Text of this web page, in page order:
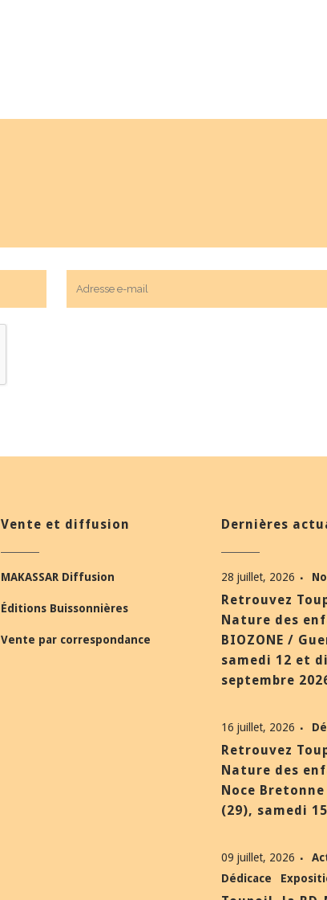
Vente et diffusion
MAKASSAR Diffusion
Éditions Buissonnières
Vente par correspondance
Dernières
28 juillet, 2026
Retrouvez
Nature des
BIOZONE /
samedi 12 et
septembre
16 juillet, 2026
Retrouvez
Nature des
Noce
(29), samedi
09 juillet, 2026
Dédicace